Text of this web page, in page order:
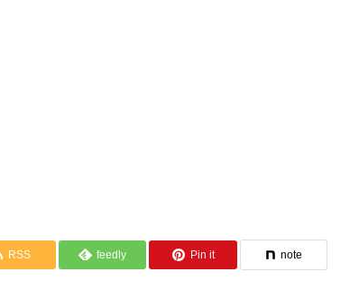
RSS feedly Pin it note